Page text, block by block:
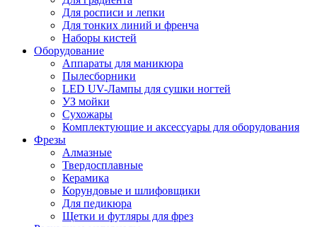
Для росписи и лепки
Для тонких линий и френча
Наборы кистей
Оборудование
Аппараты для маникюра
Пылесборники
LED UV-Лампы для сушки ногтей
УЗ мойки
Сухожары
Комплектующие и аксессуары для оборудования
Фрезы
Алмазные
Твердосплавные
Керамика
Корундовые и шлифовщики
Для педикюра
Щетки и футляры для фрез